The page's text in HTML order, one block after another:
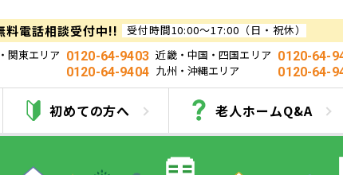
料電話相談受付中!!
受付時間10:00～17:00（日・祝休）
関東エリア 0120-64-9403 近畿・中国・四国エリア 0120-64-
0120-64-9404 九州・沖縄エリア 0120-64-
初めての方へ 老人ホームQ&A
チイホーム仲町台